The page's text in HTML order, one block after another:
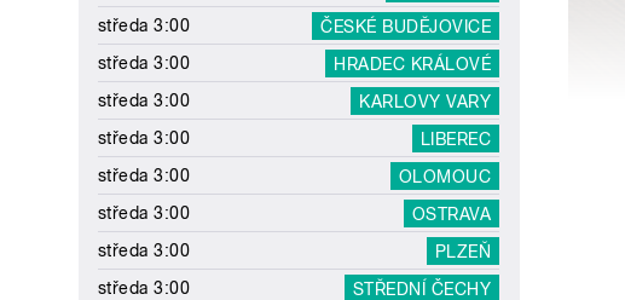
středa 3:00
ČESKÉ BUDĚJOVICE
středa 3:00
HRADEC KRÁLOVÉ
středa 3:00
KARLOVY VARY
středa 3:00
LIBEREC
středa 3:00
OLOMOUC
středa 3:00
OSTRAVA
středa 3:00
PLZEŇ
středa 3:00
STŘEDNÍ ČECHY